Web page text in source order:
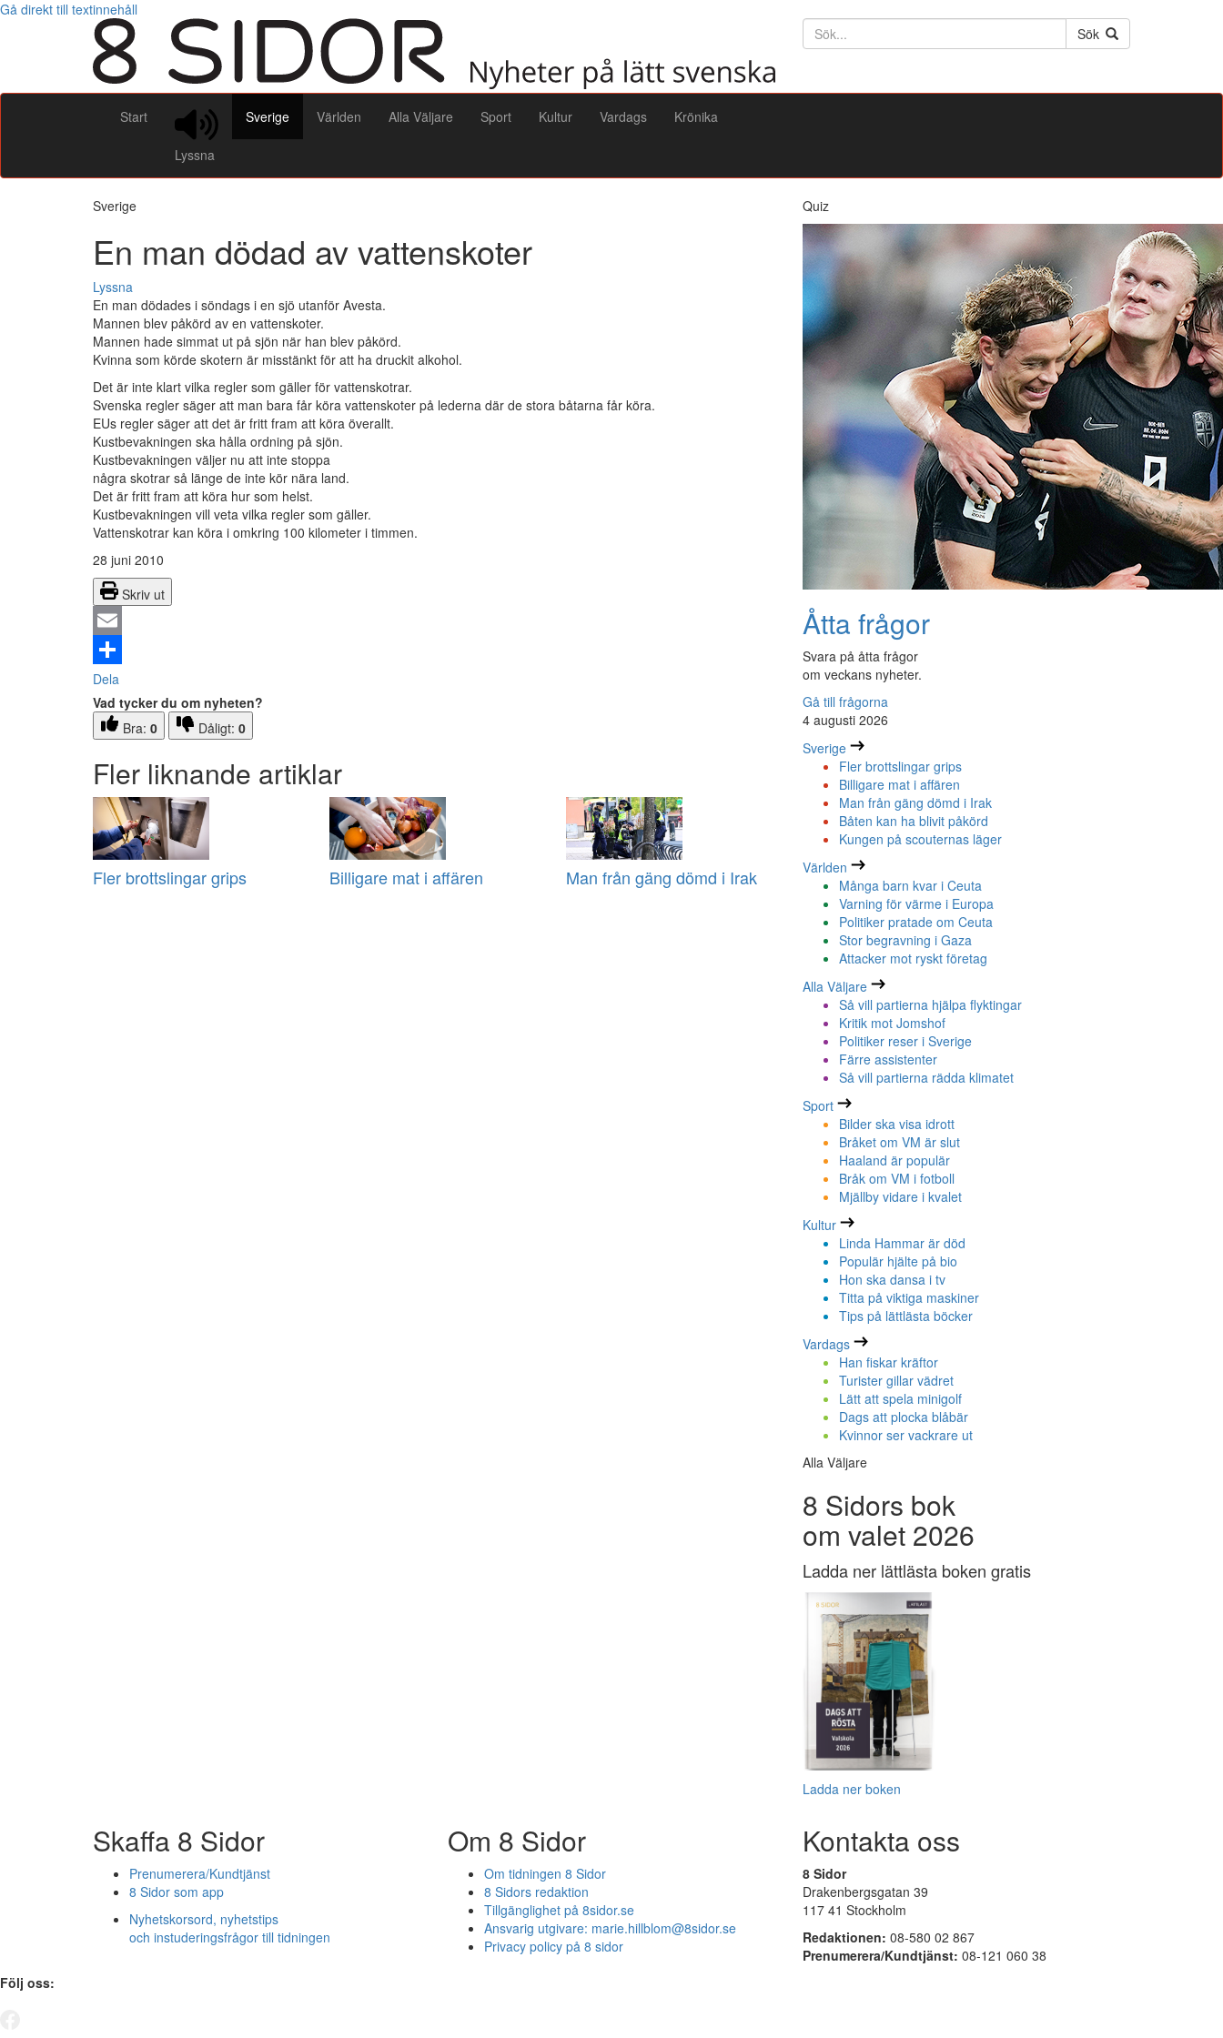
Gå direkt till textinnehåll
Söktext
Sök
Start
Lyssna
Sverige Världen Alla Väljare Sport Kultur Vardags Krönika
Sverige
En man dödad av vattenskoter
Lyssna
En man dödades i söndags i en sjö utanför Avesta.
Mannen blev påkörd av en vattenskoter.
Mannen hade simmat ut på sjön när han blev påkörd.
Kvinna som körde skotern är misstänkt för att ha druckit alkohol.
Det är inte klart vilka regler som gäller för vattenskotrar.
Svenska regler säger att man bara får köra vattenskoter på lederna där de stora båtarna får köra.
EUs regler säger att det är fritt fram att köra överallt.
Kustbevakningen ska hålla ordning på sjön.
Kustbevakningen väljer nu att inte stoppa
några skotrar så länge de inte kör nära land.
Det är fritt fram att köra hur som helst.
Kustbevakningen vill veta vilka regler som gäller.
Vattenskotrar kan köra i omkring 100 kilometer i timmen.
28 juni 2010
Skriv ut
Email
Dela
Vad tycker du om nyheten?
Bra: 0 Dåligt: 0
Fler liknande artiklar
Fler brottslingar grips Billigare mat i affären Man från gäng dömd i Irak
Quiz
Åtta frågor
Svara på åtta frågor
om veckans nyheter.
Gå till frågorna
4 augusti 2026
Sverige
Fler brottslingar grips
Billigare mat i affären
Man från gäng dömd i Irak
Båten kan ha blivit påkörd
Kungen på scouternas läger
Världen
Många barn kvar i Ceuta
Varning för värme i Europa
Politiker pratade om Ceuta
Stor begravning i Gaza
Attacker mot ryskt företag
Alla Väljare
Så vill partierna hjälpa flyktingar
Kritik mot Jomshof
Politiker reser i Sverige
Färre assistenter
Så vill partierna rädda klimatet
Sport
Bilder ska visa idrott
Bråket om VM är slut
Haaland är populär
Bråk om VM i fotboll
Mjällby vidare i kvalet
Kultur
Linda Hammar är död
Populär hjälte på bio
Hon ska dansa i tv
Titta på viktiga maskiner
Tips på lättlästa böcker
Vardags
Han fiskar kräftor
Turister gillar vädret
Lätt att spela minigolf
Dags att plocka blåbär
Kvinnor ser vackrare ut
Alla Väljare
8 Sidors bok
om valet 2026
Ladda ner lättlästa boken gratis
Ladda ner boken
Skaffa 8 Sidor
Prenumerera/Kundtjänst
8 Sidor som app
Nyhetskorsord, nyhetstips
och instuderingsfrågor till tidningen
Om 8 Sidor
Om tidningen 8 Sidor
8 Sidors redaktion
Tillgänglighet på 8sidor.se
Ansvarig utgivare: marie.hillblom@8sidor.se
Privacy policy på 8 sidor
Kontakta oss
8 Sidor
Drakenbergsgatan 39
117 41 Stockholm
Redaktionen: 08-580 02 867
Prenumerera/Kundtjänst: 08-121 060 38
Följ oss: